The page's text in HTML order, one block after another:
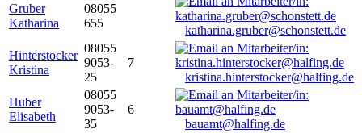
Gruber
Katharina
08055
655
katharina.gruber@schonstett.de
Hinterstocker
Kristina
08055
9053-
25
7
kristina.hinterstocker@halfing.de
Huber
Elisabeth
08055
9053-
35
6
bauamt@halfing.de